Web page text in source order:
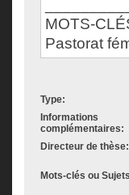
MOTS-
Pastorat
Type:
Informations
complémentaires:
Directeur de thèse:
Mots-clés ou